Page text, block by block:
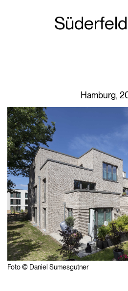
Hamburg,
Foto © Daniel Sumesgutner